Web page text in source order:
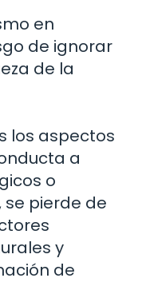
en
de ignorar
de la
los aspectos
a
o
pierde de
y
de